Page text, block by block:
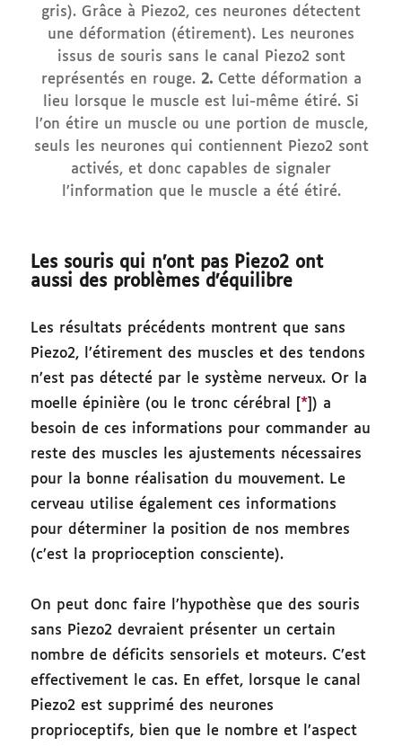
gris). Grâce à Piezo2, ces neurones détectent
une déformation (étirement). Les neurones
issus de souris sans le canal Piezo2 sont
représentés en rouge. 2. Cette déformation a
lieu lorsque le muscle est lui-même étiré. Si
l’on étire un muscle ou une portion de muscle,
seuls les neurones qui contiennent Piezo2 sont
activés, et donc capables de signaler
l’information que le muscle a été étiré.
Les souris qui n’ont pas Piezo2 ont
aussi des problèmes d’équilibre
Les résultats précédents montrent que sans
Piezo2, l’étirement des muscles et des tendons
n’est pas détecté par le système nerveux. Or la
moelle épinière (ou le tronc cérébral [ * ]) a
besoin de ces informations pour commander au
reste des muscles les ajustements nécessaires
pour la bonne réalisation du mouvement. Le
cerveau utilise également ces informations
pour déterminer la position de nos membres
(c’est la proprioception consciente).
On peut donc faire l’hypothèse que des souris
sans Piezo2 devraient présenter un certain
nombre de déficits sensoriels et moteurs. C’est
effectivement le cas. En effet, lorsque le canal
Piezo2 est supprimé des neurones
proprioceptifs, bien que le nombre et l’aspect